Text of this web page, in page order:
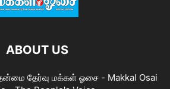
ABOUT US
தேர்வு மக்கள் ஓசை - Makkal Osai